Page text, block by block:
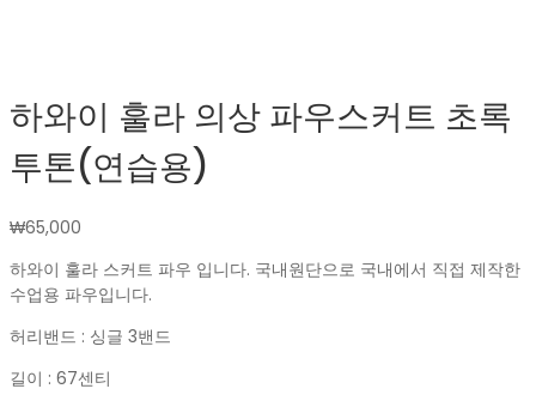
하와이 훌라 의상 파우스커트 초록
투톤(연습용)
₩65,000
하와이 훌라 스커트 파우 입니다. 국내원단으로 국내에서 직접 제작한
수업용 파우입니다.
허리밴드 : 싱글 3밴드
길이 : 67센티